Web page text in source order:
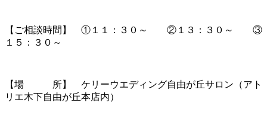
【ご相談時間】 ①１１：３０～ ②１３：３０～ ③
１５：３０～
【場 所】 ケリーウエディング自由が丘サロン（アト
リエ木下自由が丘本店内）